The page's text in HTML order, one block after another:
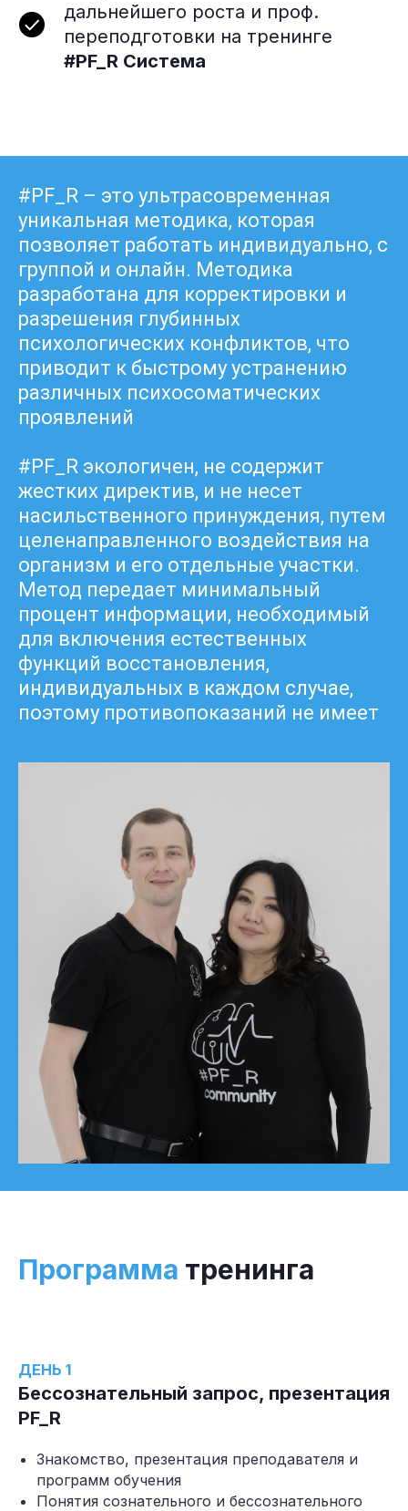
дальнейшего роста и проф.
переподготовки на тренинге
#PF_R Система
#PF_R – это ультрасовременная
уникальная методика, которая
позволяет работать индивидуально, с
группой и онлайн. Методика
разработана для корректировки и
разрешения глубинных
психологических конфликтов, что
приводит к быстрому устранению
различных психосоматических
проявлений
#PF_R экологичен, не содержит
жестких директив, и не несет
насильственного принуждения, путем
целенаправленного воздействия на
организм и его отдельные участки.
Метод передает минимальный
процент информации, необходимый
для включения естественных
функций восстановления,
индивидуальных в каждом случае,
поэтому противопоказаний не имеет
Программа тренинга
ДЕНЬ 1
Бессознательный запрос, презентация
PF_R
Знакомство, презентация преподавателя и
программ обучения
Понятия сознательного и бессознательного
40 000 сом. Действует система
скидок, возможна рассрочка
конференц-зале по адресу:
52
Стоимость
14-16 июня с 9:00 до 18:00.
Даты
проведения:
40 000 сом
Проводит Раушан Акназарова
ЗАРЕГИСТРИРОВАТЬСЯ
БИШКЕК, 14-16 ИЮНЯ